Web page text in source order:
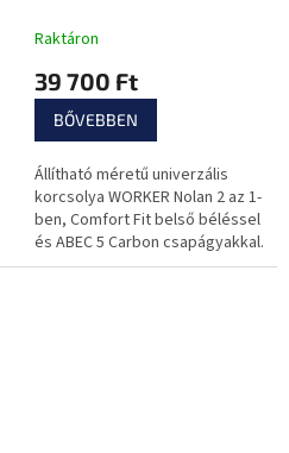
Raktáron
39 700 Ft
BŐVEBBEN
Állítható méretű univerzális
korcsolya WORKER Nolan 2 az 1-
ben, Comfort Fit belső béléssel
és ABEC 5 Carbon csapágyakkal.